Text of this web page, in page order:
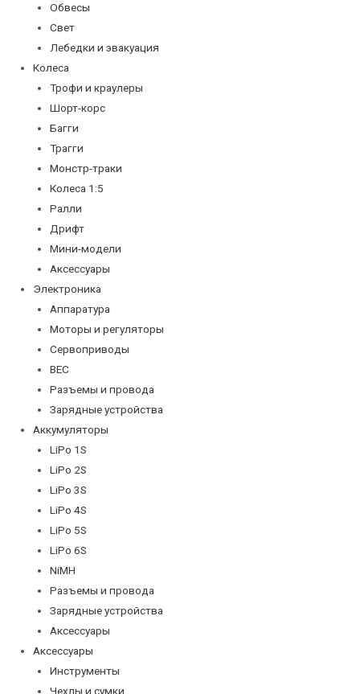
Обвесы
Свет
Лебедки и эвакуация
Колеса
Трофи и краулеры
Шорт-корс
Багги
Трагги
Монстр-траки
Колеса 1:5
Ралли
Дрифт
Мини-модели
Аксессуары
Электроника
Аппаратура
Моторы и регуляторы
Сервоприводы
BEC
Разъемы и провода
Зарядные устройства
Аккумуляторы
LiPo 1S
LiPo 2S
LiPo 3S
LiPo 4S
LiPo 5S
LiPo 6S
NiMH
Разъемы и провода
Зарядные устройства
Аксессуары
Аксессуары
Инструменты
Чехлы и сумки